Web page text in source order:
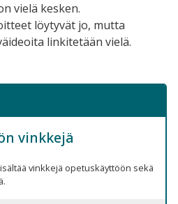
vielä kesken.
löytyvät jo, mutta
linkitetään vielä.
vinkkejä
vinkkejä opetuskäyttöön sekä